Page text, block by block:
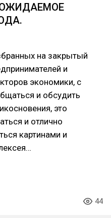
ОЖИДАЕМОЕ
на закрытый
и
экономики, с
и обсудить
это
и отлично
картинами и
44